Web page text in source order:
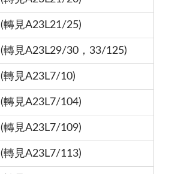
(轉見A23L21/25)
(轉見A23L29/30，33/125)
(轉見A23L7/10)
(轉見A23L7/104)
(轉見A23L7/109)
(轉見A23L7/113)